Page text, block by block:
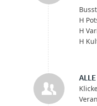
H
H
H
ALLE